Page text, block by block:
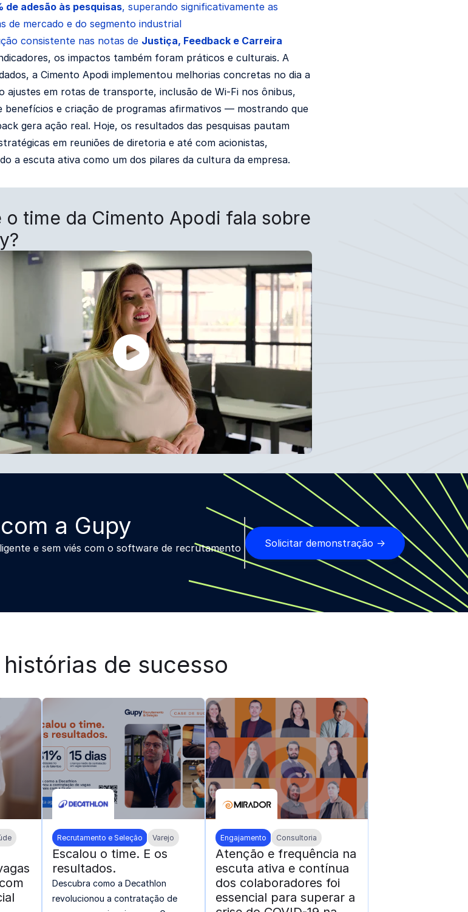
de adesão às pesquisas, superando significativamente as
de mercado e do segmento industrial
consistente nas notas de Justiça, Feedback e Carreira
os impactos também foram práticos e culturais. A
a Cimento Apodi implementou melhorias concretas no dia a
ajustes em rotas de transporte, inclusão de Wi-Fi nos ônibus,
benefícios e criação de programas afirmativos — mostrando que
gera ação real. Hoje, os resultados das pesquisas pautam
em reuniões de diretoria e até com acionistas,
a escuta ativa como um dos pilares da cultura da empresa.
o time da Cimento Apodi fala sobre
a Gupy
e sem viés com o software de recrutamento
Solicitar demonstração →
de sucesso
Recrutamento e Seleção Varejo
Escalou o time. E os
resultados.
Descubra como a Decathlon
revolucionou a contratação de
Engajamento Consultoria
Atenção e frequência na
escuta ativa e contínua
dos colaboradores foi
essencial para superar a